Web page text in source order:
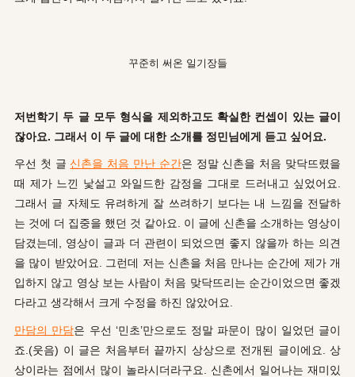
꾸준히 써온 일기장들
저번학기 두 글 모두 형식을 제외하고도 확실한 컨셉이 있는 글이
잖아요. 그래서 이 두 글에 대한 소개를 정민님에게 듣고 싶어요.
우선 첫 글 신촌을 처음 만난 순간은 정말 신촌을 처음 맞닥뜨렸을
때 제가 느낀 낯설고 와일드한 감정을 그대로 드러내고 싶었어요.
그래서 글 자체도 유려하게 잘 쓰려하기 보다는 내 느낌을 전달하
는 것에 더 집중을 했던 것 같아요. 이 글에 신촌을 소개하는 영상이
담겼는데, 영상이 글과 더 관련이 되었으면 좋지 않을까 하는 의견
을 많이 받았어요. 그런데 저는 신촌을 처음 만나는 순간에 제가 개
입하지 않고 영상 보는 사람이 처음 맞닥뜨리는 순간이었으면 좋겠
다라고 생각해서 크게 수정을 하진 않았어요.
만담의 만담은 우선 ‘민초’만으로도 정말 파문이 많이 일었던 글이
죠.(웃음) 이 글은 처음부터 끝까지 상상으로 전개된 글이에요. 상
상이라는 점에서 많이 놀라시더라구요. 신촌에서 일어나는 재미있